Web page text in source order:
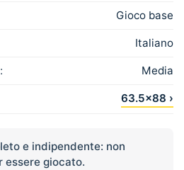
Gioco base
Italiano
Media
63.5×88 ›
e indipendente: non
giocato.